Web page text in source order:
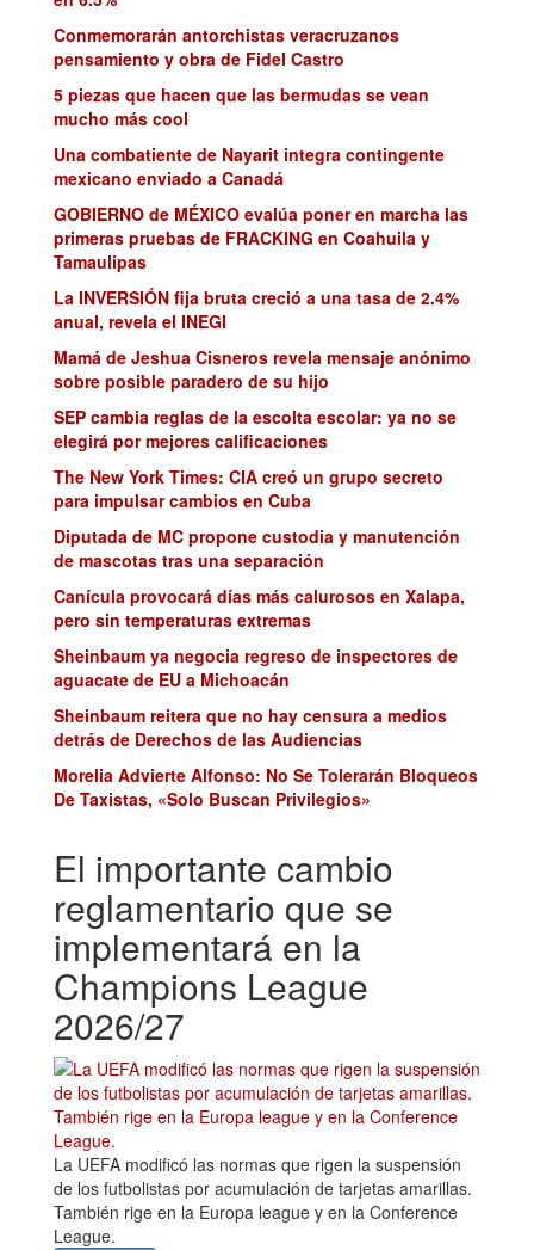
Conmemorarán antorchistas veracruzanos
pensamiento y obra de Fidel Castro
5 piezas que hacen que las bermudas se vean
mucho más cool
Una combatiente de Nayarit integra contingente
mexicano enviado a Canadá
GOBIERNO de MÉXICO evalúa poner en marcha las
primeras pruebas de FRACKING en Coahuila y
Tamaulipas
La INVERSIÓN fija bruta creció a una tasa de 2.4%
anual, revela el INEGI
Mamá de Jeshua Cisneros revela mensaje anónimo
sobre posible paradero de su hijo
SEP cambia reglas de la escolta escolar: ya no se
elegirá por mejores calificaciones
The New York Times: CIA creó un grupo secreto
para impulsar cambios en Cuba
Diputada de MC propone custodia y manutención
de mascotas tras una separación
Canícula provocará días más calurosos en Xalapa,
pero sin temperaturas extremas
Sheinbaum ya negocia regreso de inspectores de
aguacate de EU a Michoacán
Sheinbaum reitera que no hay censura a medios
detrás de Derechos de las Audiencias
Morelia Advierte Alfonso: No Se Tolerarán Bloqueos
De Taxistas, «Solo Buscan Privilegios»
El importante cambio
reglamentario que se
implementará en la
Champions League
2026/27
La UEFA modificó las normas que rigen la suspensión
de los futbolistas por acumulación de tarjetas amarillas.
También rige en la Europa league y en la Conference
League.